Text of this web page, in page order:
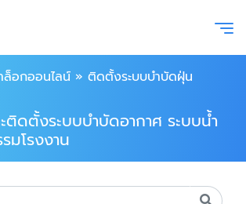
ล็อกออนไลน์ » ติดตั้งระบบบำบัดฝุ่น
ดตั้งระบบบำบัดอากาศ ระบบน้ำ
มโรงงาน